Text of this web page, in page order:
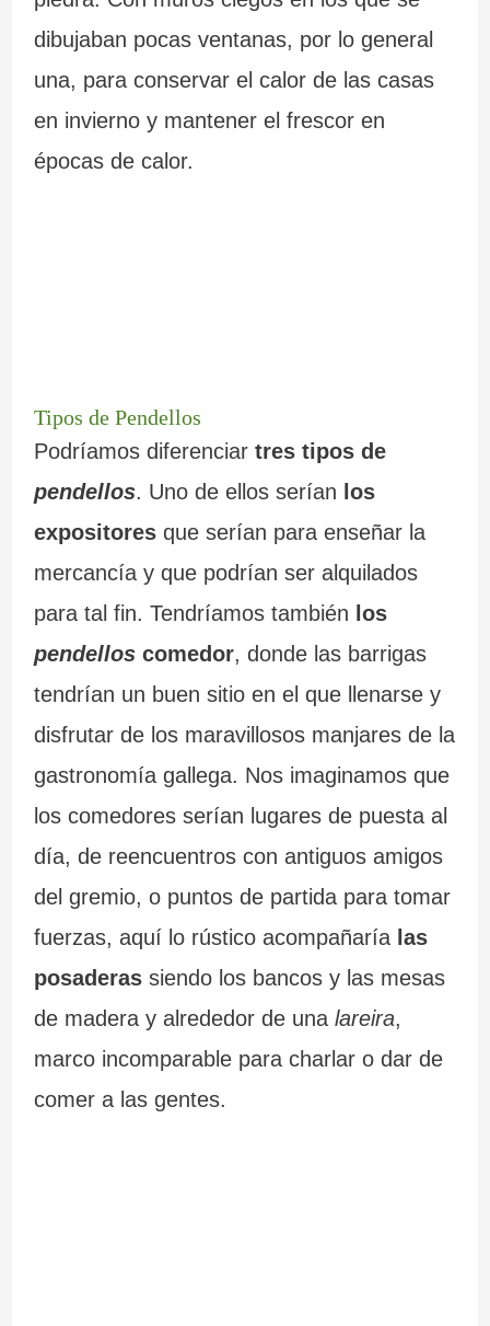
dibujaban pocas ventanas, por lo general
una, para conservar el calor de las casas
en invierno y mantener el frescor en
épocas de calor.
Tipos de Pendellos
Podríamos diferenciar tres tipos de
pendellos. Uno de ellos serían los
expositoresque serían para enseñar la
mercancía y que podrían ser alquilados
para tal fin. Tendríamos también los
pendelloscomedor, donde las barrigas
tendrían un buen sitio en el que llenarse y
disfrutar de los maravillosos manjares de la
gastronomía gallega. Nos imaginamos que
los comedores serían lugares de puesta al
día, de reencuentros con antiguos amigos
del gremio, o puntos de partida para tomar
fuerzas, aquí lo rústico acompañaríalas
posaderas siendo los bancos y las mesas
de madera y alrededor de una lareira,
marco incomparable para charlar o dar de
comer a las gentes.